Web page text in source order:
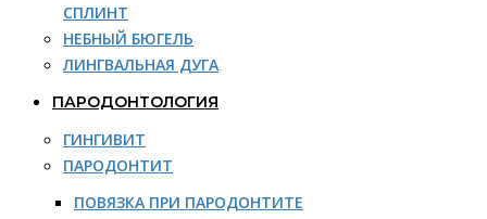
СПЛИНТ
НЕБНЫЙ БЮГЕЛЬ
ЛИНГВАЛЬНАЯ ДУГА
ПАРОДОНТОЛОГИЯ
ГИНГИВИТ
ПАРОДОНТИТ
ПОВЯЗКА ПРИ ПАРОДОНТИТЕ